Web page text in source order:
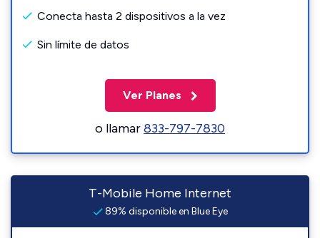
Conecta hasta 2 dispositivos a la vez
Sin límite de datos
Ver Planes
o llamar833-797-7830
T-Mobile Home Internet
89% disponible en Blue Eye